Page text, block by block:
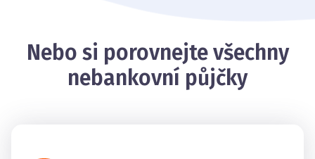
Nebo si porovnejte všechny
nebankovní půjčky